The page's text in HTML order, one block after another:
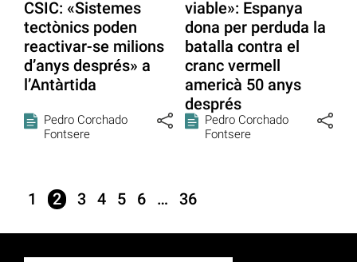
CSIC: «Sistemes
tectònics poden
reactivar-se milions
d’anys després» a
l’Antàrtida
Pedro Corchado
Fontsere
viable»: Espanya
dona per perduda la
batalla contra el
cranc vermell
americà 50 anys
després
Pedro Corchado
Fontsere
1 2 3 4 5 6 … 36